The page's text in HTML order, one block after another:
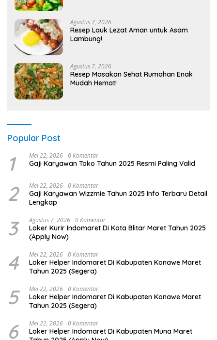
Agustus 7, 2026
Resep Lauk Lezat Aman untuk Asam
Lambung!
Agustus 7, 2026
Resep Masakan Sehat Rumahan Enak
Mudah Hemat!
Popular Post
1 Mei 22, 2026 0 Komentar
Gaji Karyawan Toko Tahun 2025 Resmi Paling Valid
2 Mei 22, 2026 0 Komentar
Gaji Karyawan Wizzmie Tahun 2025 Info Terbaru Detail
Lengkap
3 Agustus 7, 2026 0 Komentar
Loker Kurir Indomaret Di Kota Blitar Maret Tahun 2025
(Apply Now)
4 Mei 22, 2026 0 Komentar
Loker Helper Indomaret Di Kabupaten Konawe Maret
Tahun 2025 (Segera)
5 Mei 22, 2026 0 Komentar
Loker Helper Indomaret Di Kabupaten Konawe Maret
Tahun 2025 (Segera)
6 Mei 22, 2026 0 Komentar
Loker Helper Indomaret Di Kabupaten Muna Maret